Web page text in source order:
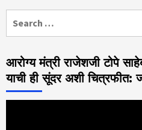
आरोग्य मंत्री राजेशजी टोपे
याची ही सूंदर अशी चित्रफीत: